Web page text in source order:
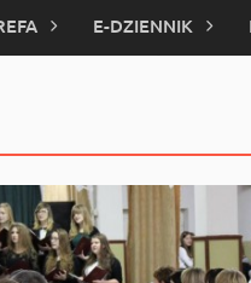
E-DZIENNIK